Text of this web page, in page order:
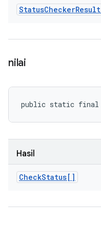
StatusCheckerResult
nilai
public static final
Hasil
CheckStatus[]